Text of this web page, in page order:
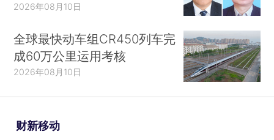
2026年08月10日
全球最快动车组CR450列车完
成60万公里运用考核
2026年08月10日
财新移动